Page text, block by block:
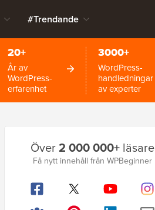
#Trendande
20+
År av
WordPress-
erfarenhet
3000+
WordPress-
handledningar
av experter
Primär
sidofält
Över2 000 000+läsare
Få nytt innehåll från WPBeginner